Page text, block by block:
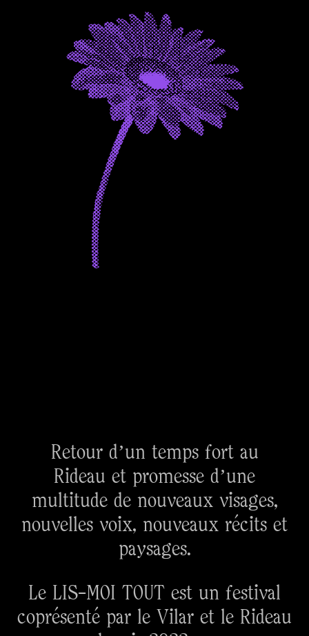
Retour d’un temps fort au
Rideau et promesse d’une
multitude de nouveaux visages,
nouvelles voix, nouveaux récits et
paysages.
Le LIS-MOI TOUT est un festival
coprésenté par le Vilar et le Rideau